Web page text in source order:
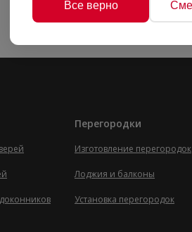
Все верно
Перегородки
Изготовление перегородок
Лоджия и балконы
Установка перегородок